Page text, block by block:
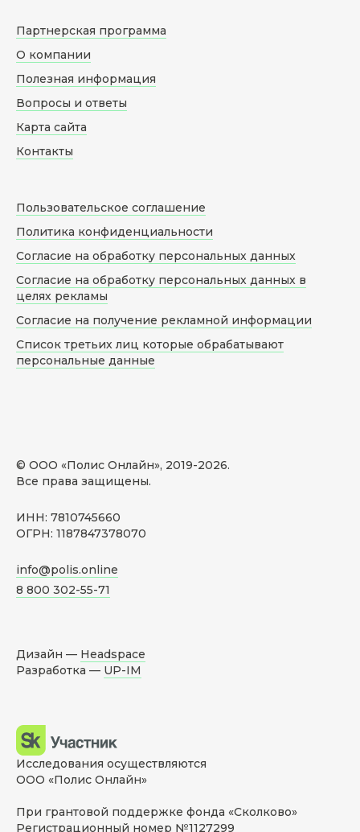
© ООО «Полис Онлайн», 2019-2026.
Все права защищены.
ИНН: 7810745660
ОГРН: 1187847378070
info@polis.online
8 800 302-55-71
Партнерская программа
О компании
Полезная информация
Вопросы и ответы
Карта сайта
Контакты
Пользовательское соглашение
Политика конфиденциальности
Согласие на обработку персональных данных
Согласие на обработку персональных данных в
целях рекламы
Согласие на получение рекламной информации
Список третьих лиц которые обрабатывают
персональные данные
Дизайн — Headspace
Разработка — UP-IM
Исследования осуществляются
ООО «Полис Онлайн»
При грантовой поддержке фонда «Сколково»
Регистрационный номер №1127299